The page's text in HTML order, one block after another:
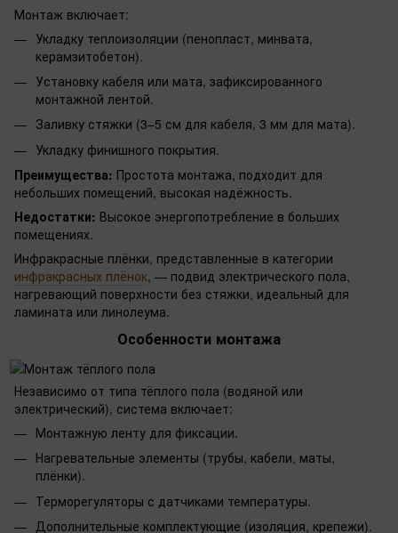
Монтаж включает:
Укладку теплоизоляции (пенопласт, минвата,
керамзитобетон).
Установку кабеля или мата, зафиксированного
монтажной лентой.
Заливку стяжки (3–5 см для кабеля, 3 мм для мата).
Укладку финишного покрытия.
Преимущества: Простота монтажа, подходит для
небольших помещений, высокая надёжность.
Недостатки: Высокое энергопотребление в больших
помещениях.
Инфракрасные плёнки, представленные в категории
инфракрасных плёнок, — подвид электрического пола,
нагревающий поверхности без стяжки, идеальный для
ламината или линолеума.
Особенности монтажа
Независимо от типа тёплого пола (водяной или
электрический), система включает:
Монтажную ленту для фиксации.
Нагревательные элементы (трубы, кабели, маты,
плёнки).
Терморегуляторы с датчиками температуры.
Дополнительные комплектующие (изоляция, крепежи).